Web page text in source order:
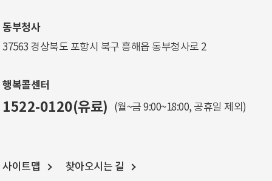
동부청사
37563 경상북도 포항시 북구 흥해읍 동부청사로 2
행복콜센터
1522-0120(유료) (월~금 9:00~18:00, 공휴일 제외)
사이트맵 찾아오시는 길